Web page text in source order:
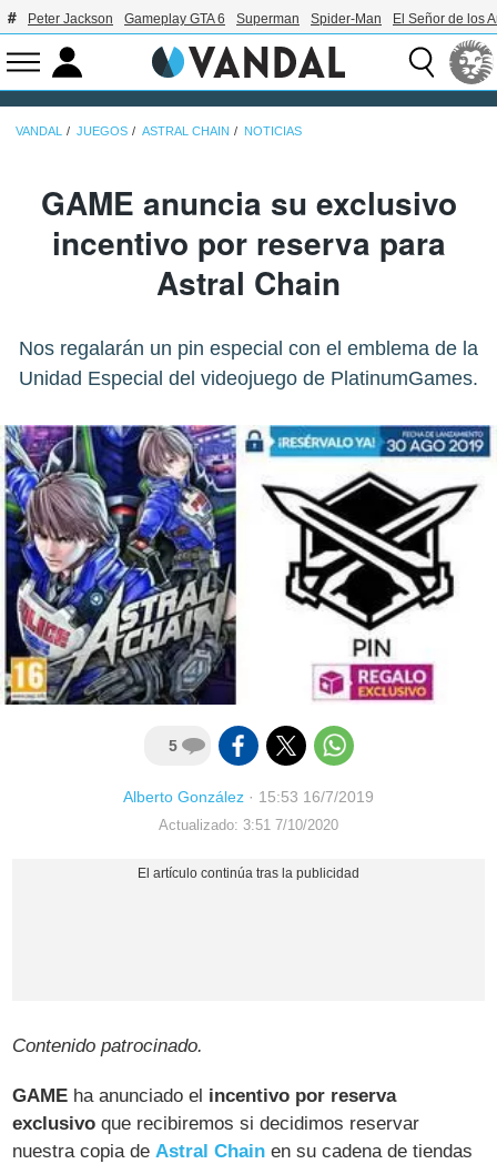
Peter Jackson Gameplay GTA 6 Superman Spider-Man El Señor de los
VANDAL JUEGOS ASTRAL CHAIN NOTICIAS
GAME anuncia su exclusivo
incentivo por reserva para
Astral Chain
Nos regalarán un pin especial con el emblema de la
Unidad Especial del videojuego de PlatinumGames.
5
Alberto González · 15:53 16/7/2019
Actualizado: 3:51 7/10/2020
Contenido patrocinado.
GAME ha anunciado el incentivo por reserva
exclusivo que recibiremos si decidimos reservar
nuestra copia deAstral Chain en su cadena de tiendas